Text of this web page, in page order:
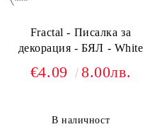
Fractal - Писалка за
декорация - БЯЛ - White
€4.09 8.00лв.
В наличност